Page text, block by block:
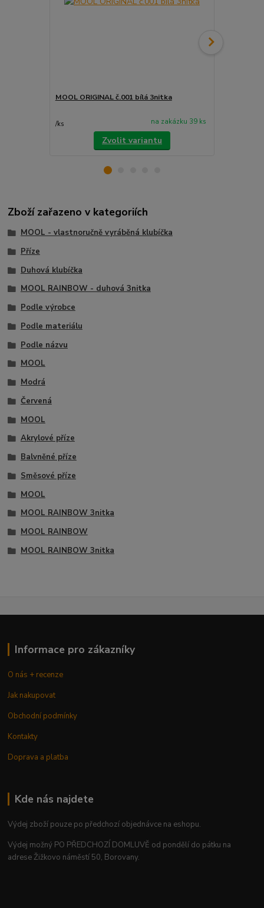
MOOL ORIGINAL č.001 bílá 3nitka
/ks na zakázku 39 ks
Zvolit variantu
Zboží zařazeno v kategoriích
MOOL - vlastnoručně vyráběná klubíčka
Příze
Duhová klubíčka
MOOL RAINBOW - duhová 3nitka
Podle výrobce
Podle materiálu
Podle názvu
MOOL
Modrá
Červená
MOOL
Akrylové příze
Balvněné příze
Směsové příze
MOOL
MOOL RAINBOW 3nitka
MOOL RAINBOW
MOOL RAINBOW 3nitka
Informace pro zákazníky
O nás + recenze
Jak nakupovat
Obchodní podmínky
Kontakty
Doprava a platba
Kde nás najdete
Výdej zboží pouze po předchozí objednávce na eshopu.
Výdej možný PO PŘEDCHOZÍ DOMLUVĚ od pondělí do pátku na
adrese Žižkovo náměstí 50, Borovany.